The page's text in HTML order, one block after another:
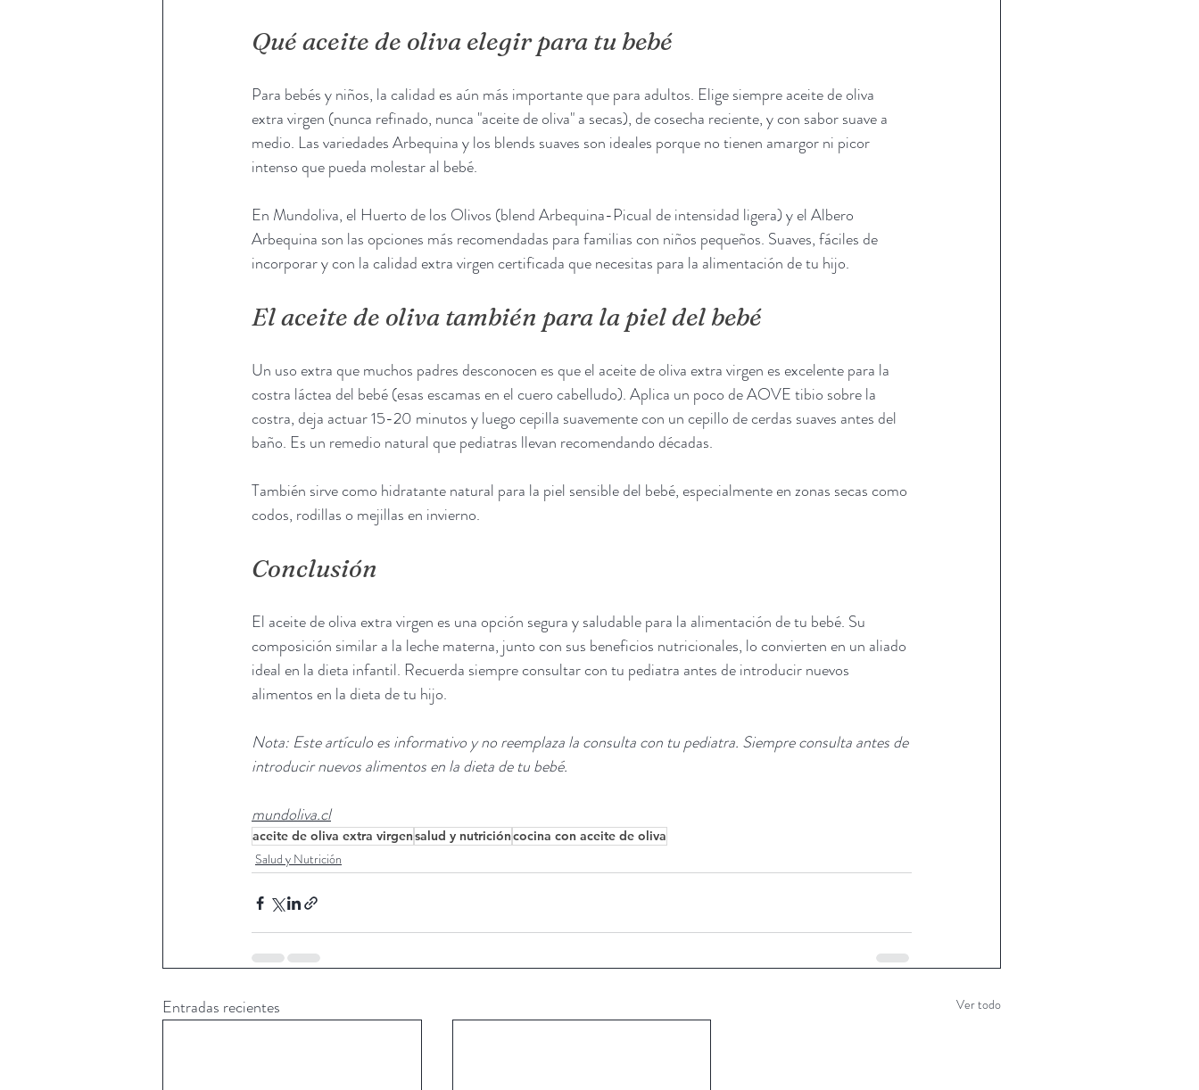
Qué aceite de oliva elegir para tu bebé
Para bebés y niños, la calidad es aún más importante que para adultos. Elige siempre aceite de oliva
extra virgen (nunca refinado, nunca "aceite de oliva" a secas), de cosecha reciente, y con sabor suave a
medio. Las variedades Arbequina y los blends suaves son ideales porque no tienen amargor ni picor
intenso que pueda molestar al bebé.
En Mundoliva, el Huerto de los Olivos (blend Arbequina-Picual de intensidad ligera) y el Albero
Arbequina son las opciones más recomendadas para familias con niños pequeños. Suaves, fáciles de
incorporar y con la calidad extra virgen certificada que necesitas para la alimentación de tu hijo.
El aceite de oliva también para la piel del bebé
Un uso extra que muchos padres desconocen es que el aceite de oliva extra virgen es excelente para la
costra láctea del bebé (esas escamas en el cuero cabelludo). Aplica un poco de AOVE tibio sobre la
costra, deja actuar 15-20 minutos y luego cepilla suavemente con un cepillo de cerdas suaves antes del
baño. Es un remedio natural que pediatras llevan recomendando décadas.
También sirve como hidratante natural para la piel sensible del bebé, especialmente en zonas secas como
codos, rodillas o mejillas en invierno.
Conclusión
El aceite de oliva extra virgen es una opción segura y saludable para la alimentación de tu bebé. Su
composición similar a la leche materna, junto con sus beneficios nutricionales, lo convierten en un aliado
ideal en la dieta infantil. Recuerda siempre consultar con tu pediatra antes de introducir nuevos
alimentos en la dieta de tu hijo.
Nota: Este artículo es informativo y no reemplaza la consulta con tu pediatra. Siempre consulta antes de
introducir nuevos alimentos en la dieta de tu bebé.
mundoliva.cl
aceite de oliva extra virgensalud y nutricióncocina con aceite de oliva
Salud y Nutrición
Entradas recientes Ver todo